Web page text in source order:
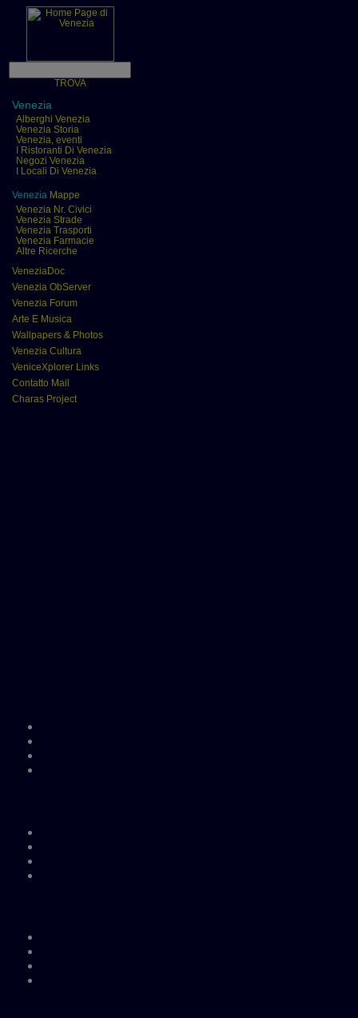
TROVA
Venezia
Alberghi Venezia
Venezia Storia
Venezia, eventi
I Ristoranti Di Venezia
Negozi Venezia
I Locali Di Venezia
Venezia Mappe
Venezia Nr. Civici
Venezia Strade
Venezia Trasporti
Venezia Farmacie
Altre Ricerche
VeneziaDoc
Venezia ObServer
Venezia Forum
Arte E Musica
Wallpapers & Photos
Venezia Cultura
VeniceXplorer Links
Contatto Mail
Charas Project